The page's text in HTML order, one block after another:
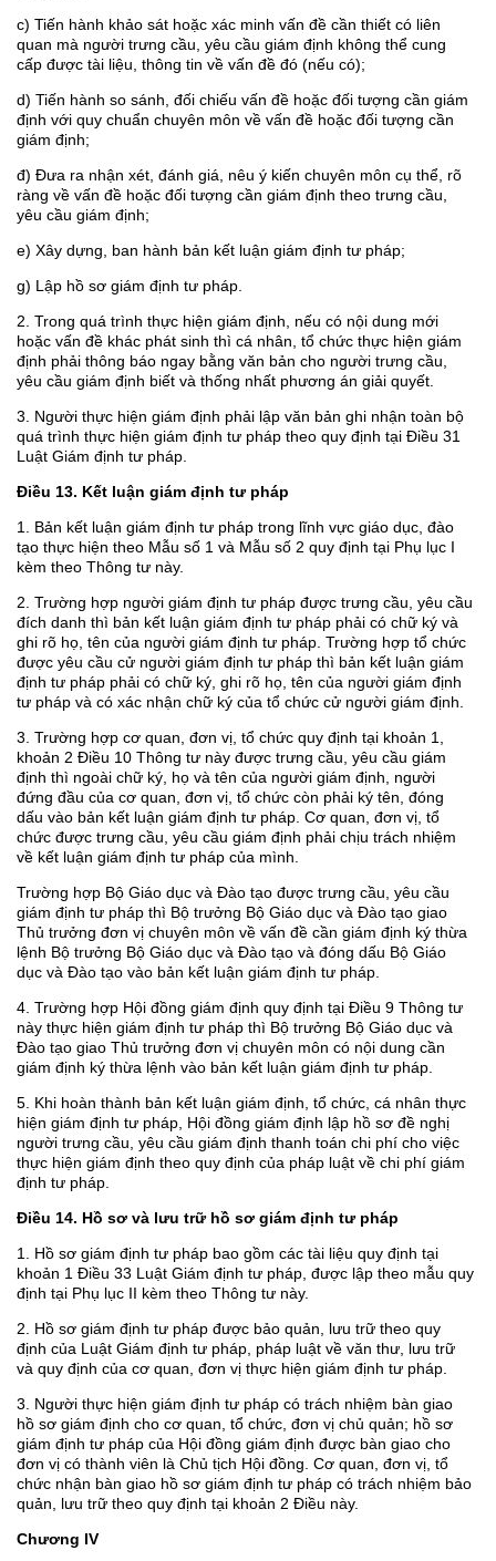
c) Tiến hành khảo sát hoặc xác minh vấn đề cần thiết có liên
quan mà người trưng cầu, yêu cầu giám định không thể cung
cấp được tài liệu, thông tin về vấn đề đó (nếu có);
d) Tiến hành so sánh, đối chiếu vấn đề hoặc đối tượng cần giám
định với quy chuẩn chuyên môn về vấn đề hoặc đối tượng cần
giám định;
đ) Đưa ra nhận xét, đánh giá, nêu ý kiến chuyên môn cụ thể, rõ
ràng về vấn đề hoặc đối tượng cần giám định theo trưng cầu,
yêu cầu giám định;
e) Xây dựng, ban hành bản kết luận giám định tư pháp;
g) Lập hồ sơ giám định tư pháp.
2. Trong quá trình thực hiện giám định, nếu có nội dung mới
hoặc vấn đề khác phát sinh thì cá nhân, tổ chức thực hiện giám
định phải thông báo ngay bằng văn bản cho người trưng cầu,
yêu cầu giám định biết và thống nhất phương án giải quyết.
3. Người thực hiện giám định phải lập văn bản ghi nhận toàn bộ
quá trình thực hiện giám định tư pháp theo quy định tại Điều 31
Luật Giám định tư pháp.
Điều 13. Kết luận giám định tư pháp
1. Bản kết luận giám định tư pháp trong lĩnh vực giáo dục, đào
tạo thực hiện theo Mẫu số 1 và Mẫu số 2 quy định tại Phụ lục I
kèm theo Thông tư này.
2. Trường hợp người giám định tư pháp được trưng cầu, yêu cầu
đích danh thì bản kết luận giám định tư pháp phải có chữ ký và
ghi rõ họ, tên của người giám định tư pháp. Trường hợp tổ chức
được yêu cầu cử người giám định tư pháp thì bản kết luận giám
định tư pháp phải có chữ ký, ghi rõ họ, tên của người giám định
tư pháp và có xác nhận chữ ký của tổ chức cử người giám định.
3. Trường hợp cơ quan, đơn vị, tổ chức quy định tại khoản 1,
khoản 2 Điều 10 Thông tư này được trưng cầu, yêu cầu giám
định thì ngoài chữ ký, họ và tên của người giám định, người
đứng đầu của cơ quan, đơn vị, tổ chức còn phải ký tên, đóng
dấu vào bản kết luận giám định tư pháp. Cơ quan, đơn vị, tổ
chức được trưng cầu, yêu cầu giám định phải chịu trách nhiệm
về kết luận giám định tư pháp của mình.
Trường hợp Bộ Giáo dục và Đào tạo được trưng cầu, yêu cầu
giám định tư pháp thì Bộ trưởng Bộ Giáo dục và Đào tạo giao
Thủ trưởng đơn vị chuyên môn về vấn đề cần giám định ký thừa
lệnh Bộ trưởng Bộ Giáo dục và Đào tạo và đóng dấu Bộ Giáo
dục và Đào tạo vào bản kết luận giám định tư pháp.
4. Trường hợp Hội đồng giám định quy định tại Điều 9 Thông tư
này thực hiện giám định tư pháp thì Bộ trưởng Bộ Giáo dục và
Đào tạo giao Thủ trưởng đơn vị chuyên môn có nội dung cần
giám định ký thừa lệnh vào bản kết luận giám định tư pháp.
5. Khi hoàn thành bản kết luận giám định, tổ chức, cá nhân thực
hiện giám định tư pháp, Hội đồng giám định lập hồ sơ đề nghị
người trưng cầu, yêu cầu giám định thanh toán chi phí cho việc
thực hiện giám định theo quy định của pháp luật về chi phí giám
định tư pháp.
Điều 14. Hồ sơ và lưu trữ hồ sơ giám định tư pháp
1. Hồ sơ giám định tư pháp bao gồm các tài liệu quy định tại
khoản 1 Điều 33 Luật Giám định tư pháp, được lập theo mẫu quy
định tại Phụ lục II kèm theo Thông tư này.
2. Hồ sơ giám định tư pháp được bảo quản, lưu trữ theo quy
định của Luật Giám định tư pháp, pháp luật về văn thư, lưu trữ
và quy định của cơ quan, đơn vị thực hiện giám định tư pháp.
3. Người thực hiện giám định tư pháp có trách nhiệm bàn giao
hồ sơ giám định cho cơ quan, tổ chức, đơn vị chủ quản; hồ sơ
giám định tư pháp của Hội đồng giám định được bàn giao cho
đơn vị có thành viên là Chủ tịch Hội đồng. Cơ quan, đơn vị, tổ
chức nhận bàn giao hồ sơ giám định tư pháp có trách nhiệm bảo
quản, lưu trữ theo quy định tại khoản 2 Điều này.
Chương IV